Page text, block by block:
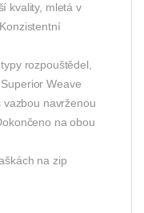
kvality, mletá v
rozpouštědel,
Weave
​​vazbou navrženou
na obou
na zip